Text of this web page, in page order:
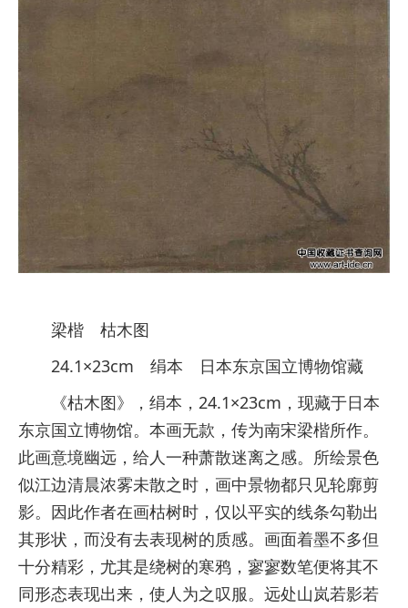
梁楷 枯木图
24.1×23cm 绢本 日本东京国立博物馆藏
《枯木图》，绢本，24.1×23cm，现藏于日本
东京国立博物馆。本画无款，传为南宋梁楷所作。
此画意境幽远，给人一种萧散迷离之感。所绘景色
似江边清晨浓雾未散之时，画中景物都只见轮廓剪
影。因此作者在画枯树时，仅以平实的线条勾勒出
其形状，而没有去表现树的质感。画面着墨不多但
十分精彩，尤其是绕树的寒鸦，寥寥数笔便将其不
同形态表现出来，使人为之叹服。远处山岚若影若